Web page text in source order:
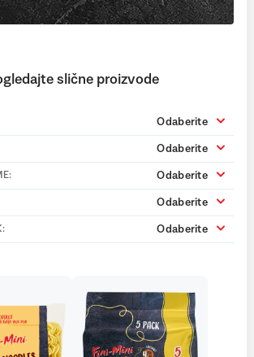
slične proizvode
Odaberite
Odaberite
Odaberite
Odaberite
Odaberite